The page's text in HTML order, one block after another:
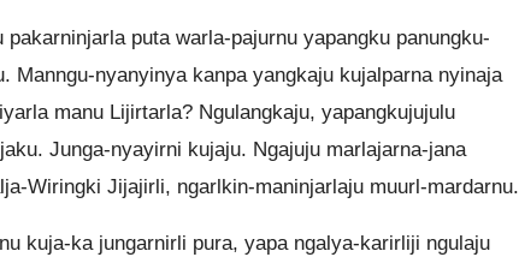
puta warla-pajurnu yapangku panungku-
nyanyinya kanpa yangkaju kujalparna nyinaja
manu Lijirtarla? Ngulangkaju, yapangkujujulu
Junga-nyayirni kujaju. Ngajuju marlajarna-jana
Wiringki Jijajirli, ngarlkin-maninjarlaju muurl-mardarnu.
kuja-ka jungarnirli pura, yapa ngalya-karirliji ngulaju